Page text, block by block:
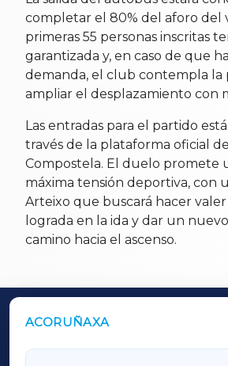
completar el 80% del aforo del
primeras 55 personas inscritas
garantizada y, en caso de que
demanda, el club contempla la
ampliar el desplazamiento con
Las entradas para el partido
través de la plataforma oficial
Compostela. El duelo promete
máxima tensión deportiva, con
Arteixo que buscará hacer
lograda en la ida y dar un
camino hacia el ascenso.
ACORUÑAXA
OUTROS PERIÓDICOS